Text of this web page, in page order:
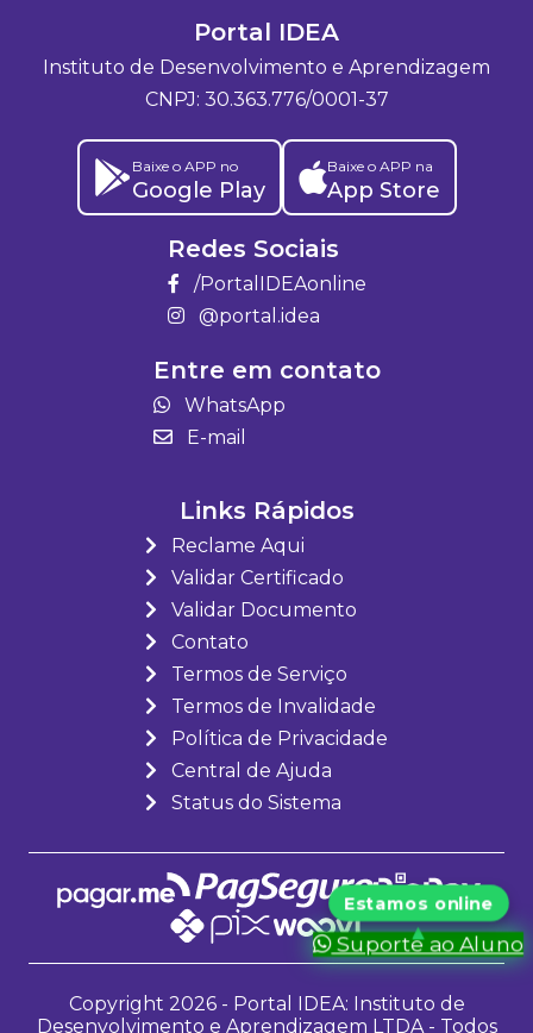
Suporte ao Aluno
Portal IDEA
Instituto de Desenvolvimento e Aprendizagem
CNPJ: 30.363.776/0001-37
Baixe o APP no
Google Play
Baixe o APP na
App Store
Redes Sociais
/PortalIDEAonline
@portal.idea
Entre em contato
WhatsApp
E-mail
Links Rápidos
Reclame Aqui
Validar Certificado
Validar Documento
Contato
Termos de Serviço
Termos de Invalidade
Política de Privacidade
Central de Ajuda
Status do Sistema
Copyright 2026 - Portal IDEA: Instituto de
Desenvolvimento e Aprendizagem LTDA - Todos